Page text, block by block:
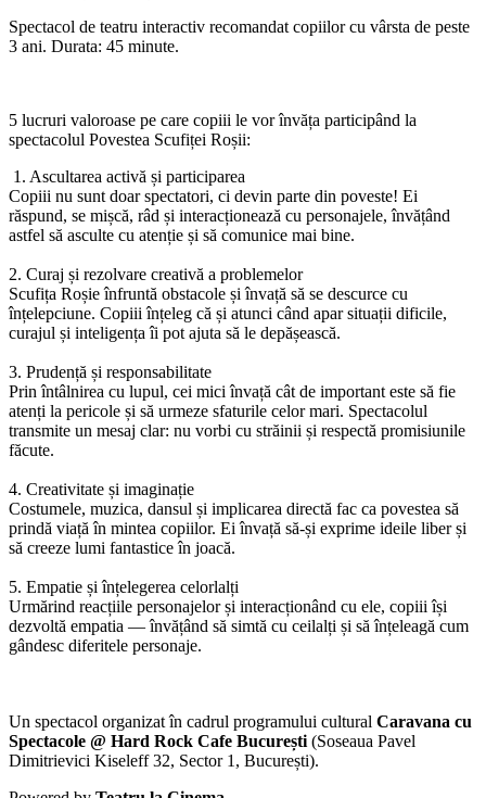
Spectacol de teatru interactiv recomandat copiilor cu vârsta de peste
3 ani. Durata: 45 minute.
5 lucruri valoroase pe care copiii le vor învăța participând la
spectacolul Povestea Scufiței Roșii:
1. Ascultarea activă și participarea
Copiii nu sunt doar spectatori, ci devin parte din poveste! Ei
răspund, se mișcă, râd și interacționează cu personajele, învățând
astfel să asculte cu atenție și să comunice mai bine.
2. Curaj și rezolvare creativă a problemelor
Scufița Roșie înfruntă obstacole și învață să se descurce cu
înțelepciune. Copiii înțeleg că și atunci când apar situații dificile,
curajul și inteligența îi pot ajuta să le depășească.
3. Prudență și responsabilitate
Prin întâlnirea cu lupul, cei mici învață cât de important este să fie
atenți la pericole și să urmeze sfaturile celor mari. Spectacolul
transmite un mesaj clar: nu vorbi cu străinii și respectă promisiunile
făcute.
4. Creativitate și imaginație
Costumele, muzica, dansul și implicarea directă fac ca povestea să
prindă viață în mintea copiilor. Ei învață să-și exprime ideile liber și
să creeze lumi fantastice în joacă.
5. Empatie și înțelegerea celorlalți
Urmărind reacțiile personajelor și interacționând cu ele, copiii își
dezvoltă empatia — învățând să simtă cu ceilalți și să înțeleagă cum
gândesc diferitele personaje.
Un spectacol organizat în cadrul programului cultural Caravana cu
Spectacole @ Hard Rock Cafe București (Soseaua Pavel
Dimitrievici Kiseleff 32, Sector 1, București).